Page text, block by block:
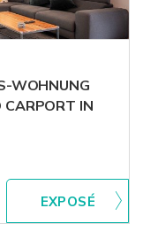
WOHNUNG
CARPORT IN